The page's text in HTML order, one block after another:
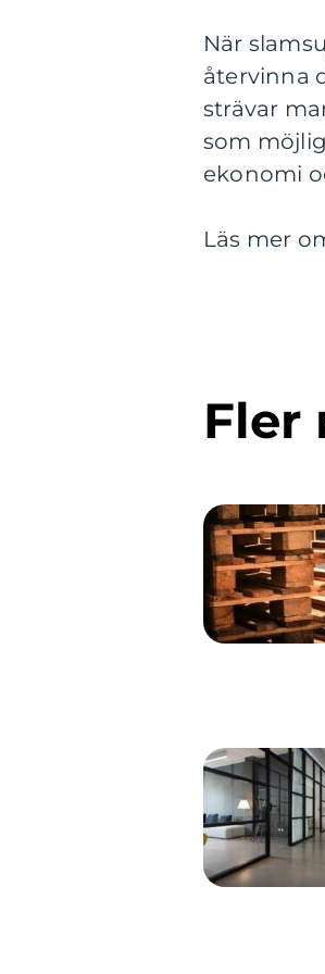
När
återvinna
strävar
som
ekonomi
Läs mer
Fler